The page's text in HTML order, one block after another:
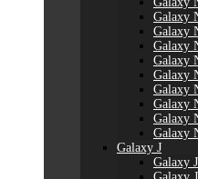
Galaxy
Galaxy
Galaxy
Galaxy
Galaxy
Galaxy
Galaxy
Galaxy
Galaxy
Galaxy J
Galaxy